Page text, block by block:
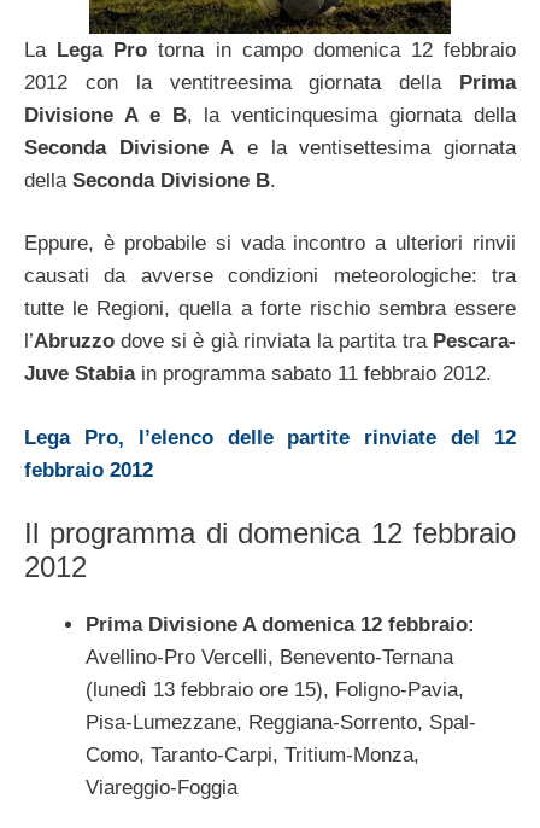
La Lega Pro torna in campo domenica 12 febbraio
2012 con la ventitreesima giornata della Prima
Divisione A e B, la venticinquesima giornata della
Seconda Divisione A e la ventisettesima giornata
dellaSeconda Divisione B.
Eppure, è probabile si vada incontro a ulteriori rinvii
causati da avverse condizioni meteorologiche: tra
tutte le Regioni, quella a forte rischio sembra essere
l’Abruzzo dove si è già rinviata la partita tra Pescara-
Juve Stabiain programma sabato 11 febbraio 2012.
Lega Pro, l’elenco delle partite rinviate del 12
febbraio 2012
Il programma di domenica 12 febbraio
2012
Prima Divisione A domenica 12 febbraio:
Avellino-Pro Vercelli, Benevento-Ternana
(lunedì 13 febbraio ore 15), Foligno-Pavia,
Pisa-Lumezzane, Reggiana-Sorrento, Spal-
Como, Taranto-Carpi, Tritium-Monza,
Viareggio-Foggia